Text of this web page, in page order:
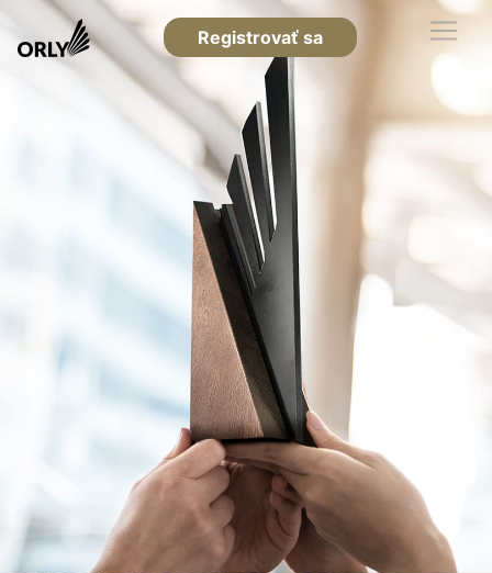
Registrovať sa